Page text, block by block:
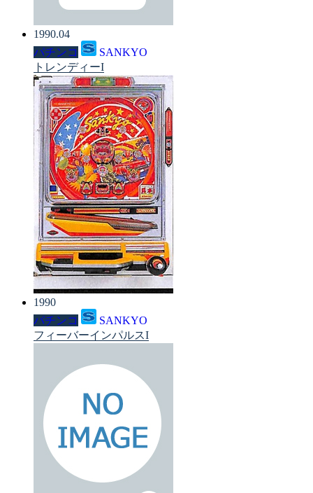
1990.04
パチンコ
SANKYO
トレンディーI
1990
パチンコ
SANKYO
フィーバーインパルスI